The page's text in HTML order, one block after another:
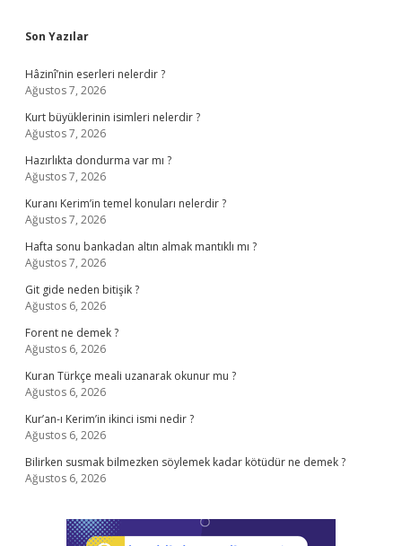
Sidebar
Son Yazılar
Hâzinî’nin eserleri nelerdir ?
Ağustos 7, 2026
Kurt büyüklerinin isimleri nelerdir ?
Ağustos 7, 2026
Hazırlıkta dondurma var mı ?
Ağustos 7, 2026
Kuranı Kerim’in temel konuları nelerdir ?
Ağustos 7, 2026
Hafta sonu bankadan altın almak mantıklı mı ?
Ağustos 7, 2026
Git gide neden bitişik ?
Ağustos 6, 2026
Forent ne demek ?
Ağustos 6, 2026
Kuran Türkçe meali uzanarak okunur mu ?
Ağustos 6, 2026
Kur’an-ı Kerim’in ikinci ismi nedir ?
Ağustos 6, 2026
Bilirken susmak bilmezken söylemek kadar kötüdür ne demek ?
Ağustos 6, 2026